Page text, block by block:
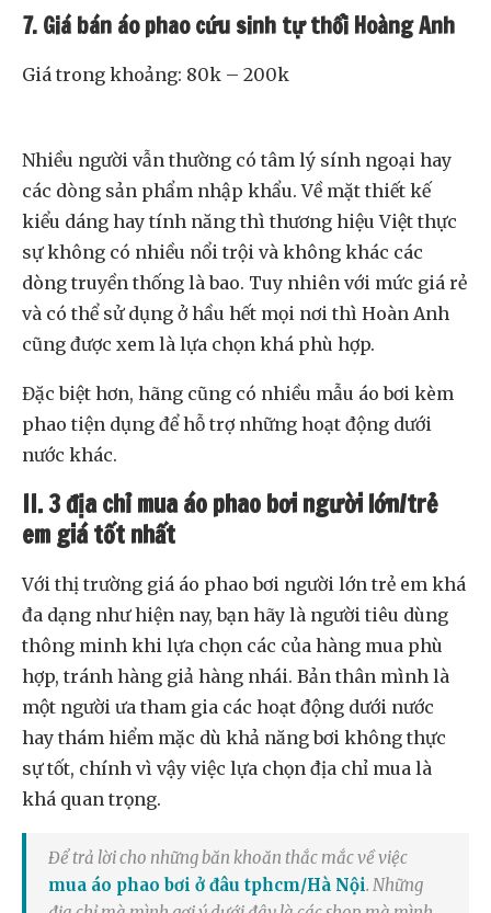
7. Giá bán áo phao cứu sinh tự thổi Hoàng Anh
Giá trong khoảng: 80k – 200k
Nhiều người vẫn thường có tâm lý sính ngoại hay
các dòng sản phẩm nhập khẩu. Về mặt thiết kế
kiểu dáng hay tính năng thì thương hiệu Việt thực
sự không có nhiều nổi trội và không khác các
dòng truyền thống là bao. Tuy nhiên với mức giá rẻ
và có thể sử dụng ở hầu hết mọi nơi thì Hoàn Anh
cũng được xem là lựa chọn khá phù hợp.
Đặc biệt hơn, hãng cũng có nhiều mẫu áo bơi kèm
phao tiện dụng để hỗ trợ những hoạt động dưới
nước khác.
II. 3 địa chỉ mua áo phao bơi người lớn/trẻ
em giá tốt nhất
Với thị trường giá áo phao bơi người lớn trẻ em khá
đa dạng như hiện nay, bạn hãy là người tiêu dùng
thông minh khi lựa chọn các của hàng mua phù
hợp, tránh hàng giả hàng nhái. Bản thân mình là
một người ưa tham gia các hoạt động dưới nước
hay thám hiểm mặc dù khả năng bơi không thực
sự tốt, chính vì vậy việc lựa chọn địa chỉ mua là
khá quan trọng.
Để trả lời cho những băn khoăn thắc mắc về việc
mua áo phao bơi ở đâu tphcm/Hà Nội. Những